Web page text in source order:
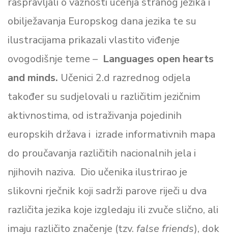
obilježavanja Europskog dana jezika te su
ilustracijama prikazali vlastito viđenje
ovogodišnje teme – Languages open hearts
and minds. Učenici 2.d razrednog odjela
također su sudjelovali u različitim jezičnim
aktivnostima, od istraživanja pojedinih
europskih država i izrade informativnih mapa
do proučavanja različitih nacionalnih jela i
njihovih naziva. Dio učenika ilustrirao je
slikovni rječnik koji sadrži parove riječi u dva
različita jezika koje izgledaju ili zvuče slično, ali
imaju različito značenje (tzv. false friends), dok